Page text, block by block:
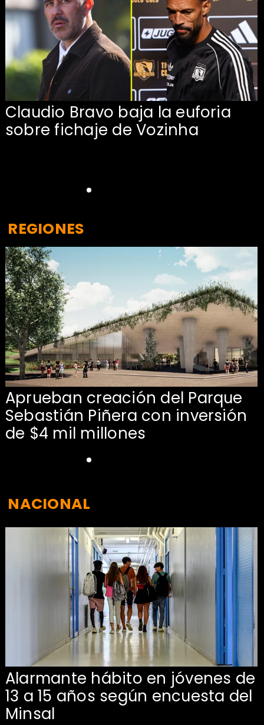
Claudio Bravo baja la euforia
sobre fichaje de Vozinha
Aprueban creación del Parque
Sebastián Piñera con inversión
de $4 mil millones
REGIONES
Alarmante hábito en jóvenes de
13 a 15 años según encuesta del
Minsal
NACIONAL